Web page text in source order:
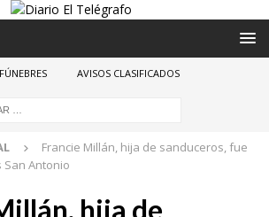
AVISOS CLASIFICADOS
Francie Millán, hija de sanduceros, fue
San Antonio
hija de